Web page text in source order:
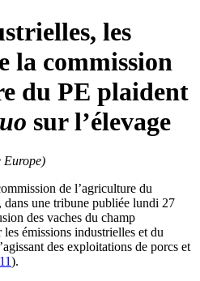
les
la commission
du PE plaident
sur l’élevage
Europe)
de l’agriculture du
dans une tribune publiée lundi 27
des vaches du champ
émissions industrielles et du
des exploitations de porcs et
).